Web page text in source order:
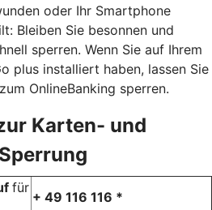
oder Ihr Smartphone
Bleiben Sie besonnen und
sperren. Wenn Sie auf Ihrem
plus installiert haben, lassen Sie
OnlineBanking sperren.
Karten- und
für
+ 49 116 116 *